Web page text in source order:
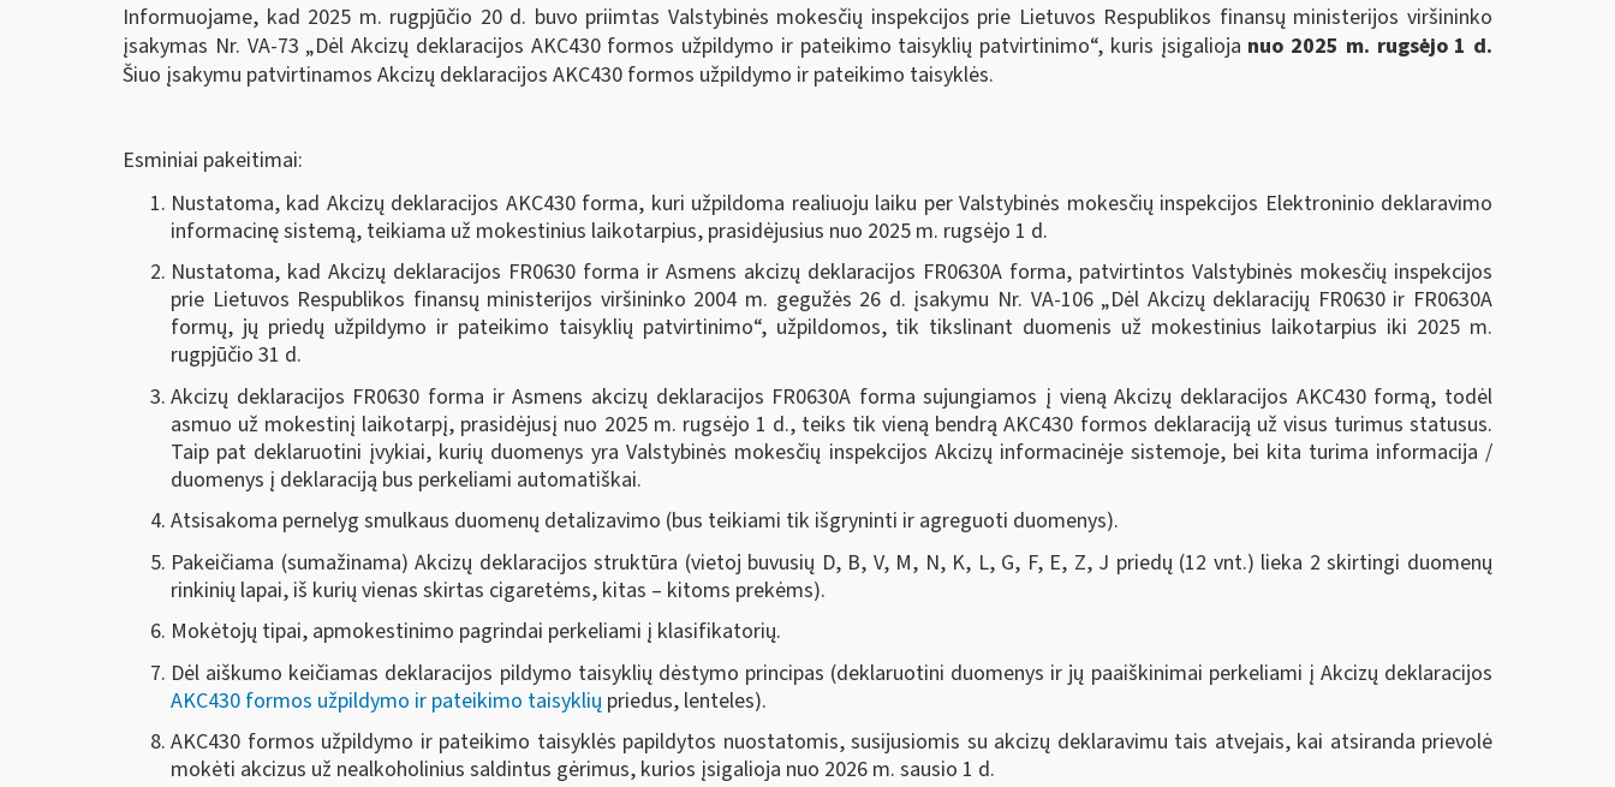
Informuojame, kad 2025 m. rugpjūčio 20 d. buvo priimtas Valstybinės mokesčių inspekcijos prie Lietuvos Respublikos finansų ministerijos viršininko
įsakymas Nr. VA-73 „Dėl Akcizų deklaracijos AKC430 formos užpildymo ir pateikimo taisyklių patvirtinimo“, kuris įsigalioja nuo 2025 m. rugsėjo 1 d.
Šiuo įsakymu patvirtinamos Akcizų deklaracijos AKC430 formos užpildymo ir pateikimo taisyklės.
Esminiai pakeitimai:
Nustatoma, kad Akcizų deklaracijos AKC430 forma, kuri užpildoma realiuoju laiku per Valstybinės mokesčių inspekcijos Elektroninio deklaravimo
informacinę sistemą, teikiama už mokestinius laikotarpius, prasidėjusius nuo 2025 m. rugsėjo 1 d.
Nustatoma, kad Akcizų deklaracijos FR0630 forma ir Asmens akcizų deklaracijos FR0630A forma, patvirtintos Valstybinės mokesčių inspekcijos
prie Lietuvos Respublikos finansų ministerijos viršininko 2004 m. gegužės 26 d. įsakymu Nr. VA-106 „Dėl Akcizų deklaracijų FR0630 ir FR0630A
formų, jų priedų užpildymo ir pateikimo taisyklių patvirtinimo“, užpildomos, tik tikslinant duomenis už mokestinius laikotarpius iki 2025 m.
rugpjūčio 31 d.
Akcizų deklaracijos FR0630 forma ir Asmens akcizų deklaracijos FR0630A forma sujungiamos į vieną Akcizų deklaracijos AKC430 formą, todėl
asmuo už mokestinį laikotarpį, prasidėjusį nuo 2025 m. rugsėjo 1 d., teiks tik vieną bendrą AKC430 formos deklaraciją už visus turimus statusus.
Taip pat deklaruotini įvykiai, kurių duomenys yra Valstybinės mokesčių inspekcijos Akcizų informacinėje sistemoje, bei kita turima informacija /
duomenys į deklaraciją bus perkeliami automatiškai.
Atsisakoma pernelyg smulkaus duomenų detalizavimo (bus teikiami tik išgryninti ir agreguoti duomenys).
Pakeičiama (sumažinama) Akcizų deklaracijos struktūra (vietoj buvusių D, B, V, M, N, K, L, G, F, E, Z, J priedų (12 vnt.) lieka 2 skirtingi duomenų
rinkinių lapai, iš kurių vienas skirtas cigaretėms, kitas – kitoms prekėms).
Mokėtojų tipai, apmokestinimo pagrindai perkeliami į klasifikatorių.
Dėl aiškumo keičiamas deklaracijos pildymo taisyklių dėstymo principas (deklaruotini duomenys ir jų paaiškinimai perkeliami į Akcizų deklaracijos
AKC430 formos užpildymo ir pateikimo taisyklių priedus, lenteles).
AKC430 formos užpildymo ir pateikimo taisyklės papildytos nuostatomis, susijusiomis su akcizų deklaravimu tais atvejais, kai atsiranda prievolė
mokėti akcizus už nealkoholinius saldintus gėrimus, kurios įsigalioja nuo 2026 m. sausio 1 d.